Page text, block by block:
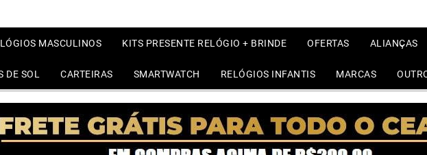
MASCULINOS KITS PRESENTE RELÓGIO + BRINDE OFERTAS ALIANÇAS
DE SOL CARTEIRAS SMARTWATCH RELÓGIOS INFANTIS MARCAS